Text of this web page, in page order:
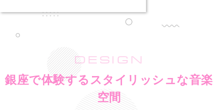
DESIGN
銀座で体験するスタイリッシュな音楽
空間